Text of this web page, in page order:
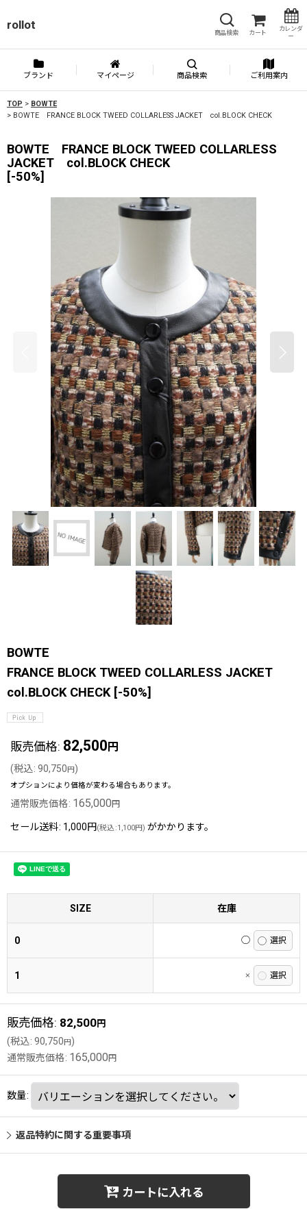
rollot
商品検索 カート
カレンダ
ー
ブランド マイページ 商品検索 ご利用案内
TOP > BOWTE
> BOWTE FRANCE BLOCK TWEED COLLARLESS JACKET col.BLOCK CHECK
BOWTE FRANCE BLOCK TWEED COLLARLESS
JACKET col.BLOCK CHECK
[-50%]
BOWTE
FRANCE BLOCK TWEED COLLARLESS JACKET
col.BLOCK CHECK [-50%]
販売価格: 82,500 円
(税込: 90,750円)
オプションにより価格が変わる場合もあります。
通常販売価格: 165,000 円
セール送料: 1,000円 (税込 :1,100円) がかかります。
SIZE 在庫
0 ◯
1 ×
販売価格: 82,500円
(税込: 90,750円)
通常販売価格: 165,000 円
数量:
返品特約に関する重要事項
カートに入れる